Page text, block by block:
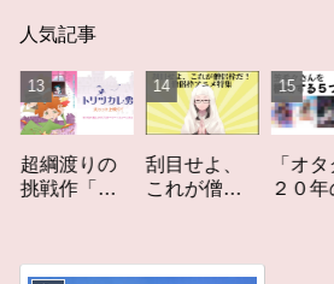
人気記事
渡りの
作「ト
刮目せよ、
これが僧侶
メ」特集ア
「オタク歴
２０年の私
メ」アニメ